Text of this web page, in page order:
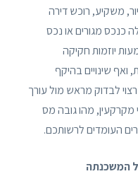
משקיע, רוכש דירה
כנכס מגורים או נכס
יוזמות חקיקה
שינויים בהיקף
לבדוק מראש מול עורך
מקרקעין, מהו גובה מס
העומדים לרשותכם.